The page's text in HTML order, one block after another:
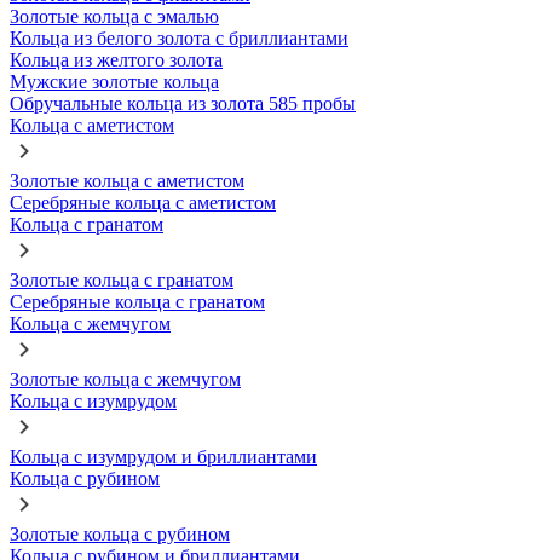
Золотые кольца с эмалью
Кольца из белого золота с бриллиантами
Кольца из желтого золота
Мужские золотые кольца
Обручальные кольца из золота 585 пробы
Кольца с аметистом
Золотые кольца с аметистом
Серебряные кольца с аметистом
Кольца с гранатом
Золотые кольца с гранатом
Серебряные кольца с гранатом
Кольца с жемчугом
Золотые кольца с жемчугом
Кольца с изумрудом
Кольца с изумрудом и бриллиантами
Кольца с рубином
Золотые кольца с рубином
Кольца с рубином и бриллиантами